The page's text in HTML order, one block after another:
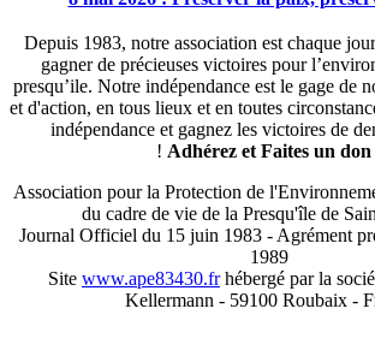
Depuis 1983, notre association est chaque
gagner de précieuses victoires pour
presqu’ile. Notre indépendance est le gage de
et d'action, en tous lieux et en toutes
indépendance et gagnez les victoires de
! Adhérez et Faites un don
Association pour la Protection de
du cadre de vie de la Presqu'île de
Journal Officiel du 15 juin 1983 - Agrément
1989
Site www.ape83430.frhébergé par la
Kellermann - 59100 Roubaix -